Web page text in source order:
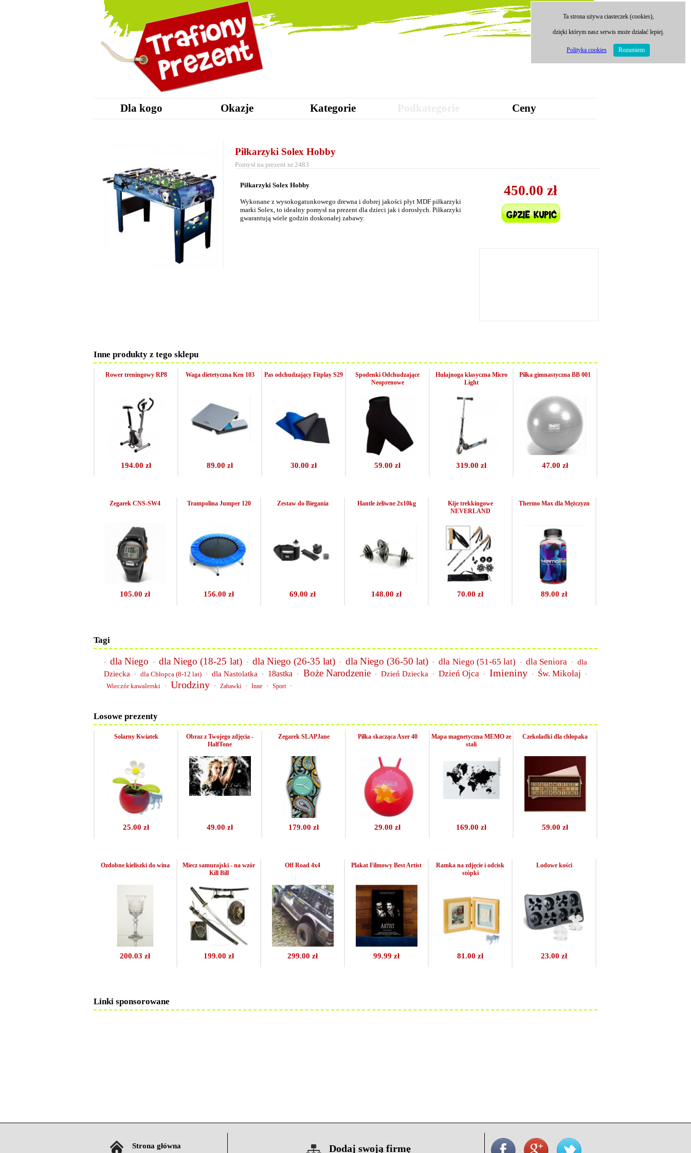
Dla kogo Okazje Kategorie Ceny
Piłkarzyki Solex Hobby
Pomysł na prezent nr 2483
450.00 zł
Piłkarzyki Solex Hobby
Wykonane z wysokogatunkowego drewna i dobrej jakości płyt MDF piłkarzyki
marki Solex, to idealny pomysł na prezent dla dzieci jak i dorosłych. Piłkarzyki
gwarantują wiele godzin doskonałej zabawy.
Inne produkty z tego sklepu
194.00 zł
Rower treningowy RP8
89.00 zł
Waga dietetyczna Ken 103
30.00 zł
Pas odchudzający Fitplay S29
59.00 zł
Spodenki Odchudzające
Neoprenowe
319.00 zł
Hulajnoga klasyczna Micro
Light
47.00 zł
Piłka gimnastyczna BB 001
105.00 zł
Zegarek CNS-SW4
156.00 zł
Trampolina Jumper 120
69.00 zł
Zestaw do Biegania
148.00 zł
Hantle żeliwne 2x10kg
70.00 zł
Kije trekkingowe
NEVERLAND
89.00 zł
Thermo Max dla Mężczyzn
Tagi
· dla Niego · dla Niego (18-25 lat) · dla Niego (26-35 lat) · dla Niego (36-50 lat) · dla Niego (51-65 lat) · dla Seniora ·
dla
Dziecka
· dla Chłopca (8-12 lat) · dla Nastolatka · 18astka · Boże Narodzenie · Dzień Dziecka · Dzień Ojca · Imieniny · Św. Mikołaj
·
Wieczór kawalerski
· Urodziny · Zabawki · Inne · Sport ·
Losowe prezenty
25.00 zł
Solarny Kwiatek
49.00 zł
Obraz z Twojego zdjęcia -
HalfTone
179.00 zł
Zegarek SLAPJane
29.00 zł
Piłka skacząca Axer 40
169.00 zł
Mapa magnetyczna MEMO ze
stali
59.00 zł
Czekoladki dla chłopaka
200.03 zł
Ozdobne kieliszki do wina
199.00 zł
Miecz samurajski - na wzór
Kill Bill
299.00 zł
Off Road 4x4
99.99 zł
Plakat Filmowy Best Artist
81.00 zł
Ramka na zdjęcie i odcisk
stópki
23.00 zł
Lodowe kości
Linki sponsorowane
Strona główna Dodaj swoją firmę
Ta strona używa ciasteczek (cookies),
dzięki którym nasz serwis może działać lepiej.
Polityka cookies Rozumiem